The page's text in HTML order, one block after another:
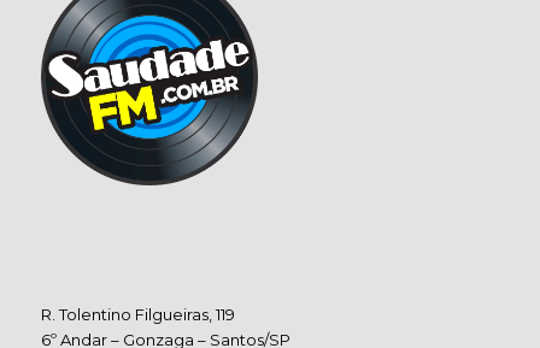
R. Tolentino Filgueiras, 119
6º Andar – Gonzaga – Santos/SP